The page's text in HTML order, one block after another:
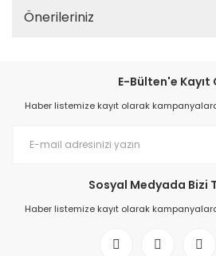
Önerileriniz
E-Bülten'e Kayıt
Haber listemize kayıt olarak
Sosyal Medyada Bizi
Haber listemize kayıt olarak